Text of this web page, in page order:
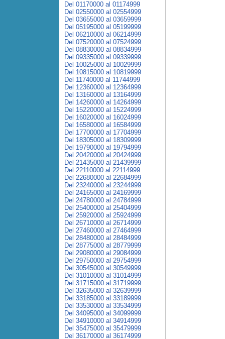
Del 01170000 al 01174999
Del 02550000 al 02554999
Del 03655000 al 03659999
Del 05195000 al 05199999
Del 06210000 al 06214999
Del 07520000 al 07524999
Del 08830000 al 08834999
Del 09335000 al 09339999
Del 10025000 al 10029999
Del 10815000 al 10819999
Del 11740000 al 11744999
Del 12360000 al 12364999
Del 13160000 al 13164999
Del 14260000 al 14264999
Del 15220000 al 15224999
Del 16020000 al 16024999
Del 16580000 al 16584999
Del 17700000 al 17704999
Del 18305000 al 18309999
Del 19790000 al 19794999
Del 20420000 al 20424999
Del 21435000 al 21439999
Del 22110000 al 22114999
Del 22680000 al 22684999
Del 23240000 al 23244999
Del 24165000 al 24169999
Del 24780000 al 24784999
Del 25400000 al 25404999
Del 25920000 al 25924999
Del 26710000 al 26714999
Del 27460000 al 27464999
Del 28480000 al 28484999
Del 28775000 al 28779999
Del 29080000 al 29084999
Del 29750000 al 29754999
Del 30545000 al 30549999
Del 31010000 al 31014999
Del 31715000 al 31719999
Del 32635000 al 32639999
Del 33185000 al 33189999
Del 33530000 al 33534999
Del 34095000 al 34099999
Del 34910000 al 34914999
Del 35475000 al 35479999
Del 36170000 al 36174999